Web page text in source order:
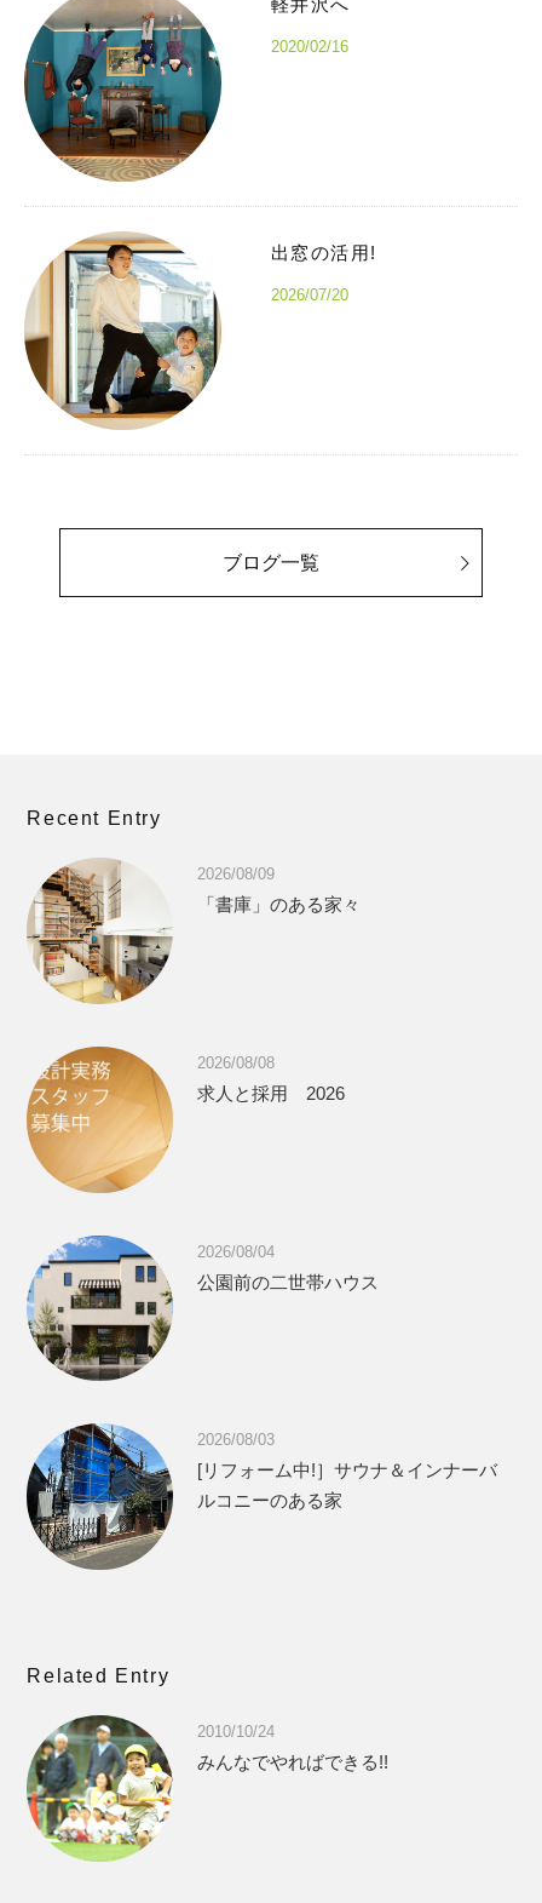
軽井沢へ
2020/02/16
出窓の活用!
2026/07/20
ブログ一覧
Recent Entry
2026/08/09
「書庫」のある家々
2026/08/08
求人と採用 2026
2026/08/04
公園前の二世帯ハウス
2026/08/03
[リフォーム中!］サウナ＆インナーバ
ルコニーのある家
Related Entry
2010/10/24
みんなでやればできる!!